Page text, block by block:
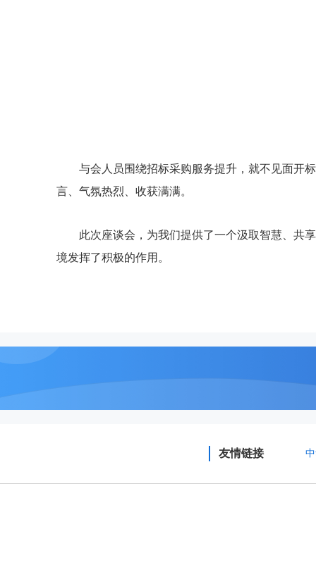
与会人员围绕招标采购服务提升，就不见面开
言、气氛热烈、收获满满。
此次座谈会，为我们提供了一个汲取智慧、共
境发挥了积极的作用。
友情链接